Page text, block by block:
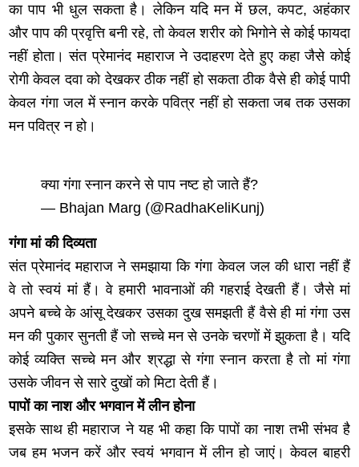
का पाप भी धुल सकता है। लेकिन यदि मन में छल, कपट, अहंकार
और पाप की प्रवृत्ति बनी रहे, तो केवल शरीर को भिगोने से कोई फायदा
नहीं होता। संत प्रेमानंद महाराज ने उदाहरण देते हुए कहा जैसे कोई
रोगी केवल दवा को देखकर ठीक नहीं हो सकता ठीक वैसे ही कोई पापी
केवल गंगा जल में स्नान करके पवित्र नहीं हो सकता जब तक उसका
मन पवित्र न हो।
क्या गंगा स्नान करने से पाप नष्ट हो जाते हैं?
— Bhajan Marg (@RadhaKeliKunj)
गंगा मां की दिव्यता
संत प्रेमानंद महाराज ने समझाया कि गंगा केवल जल की धारा नहीं हैं
वे तो स्वयं मां हैं। वे हमारी भावनाओं की गहराई देखती हैं। जैसे मां
अपने बच्चे के आंसू देखकर उसका दुख समझती हैं वैसे ही मां गंगा उस
मन की पुकार सुनती हैं जो सच्चे मन से उनके चरणों में झुकता है। यदि
कोई व्यक्ति सच्चे मन और श्रद्धा से गंगा स्नान करता है तो मां गंगा
उसके जीवन से सारे दुखों को मिटा देती हैं।
पापों का नाश और भगवान में लीन होना
इसके साथ ही महाराज ने यह भी कहा कि पापों का नाश तभी संभव है
जब हम भजन करें और स्वयं भगवान में लीन हो जाएं। केवल बाहरी